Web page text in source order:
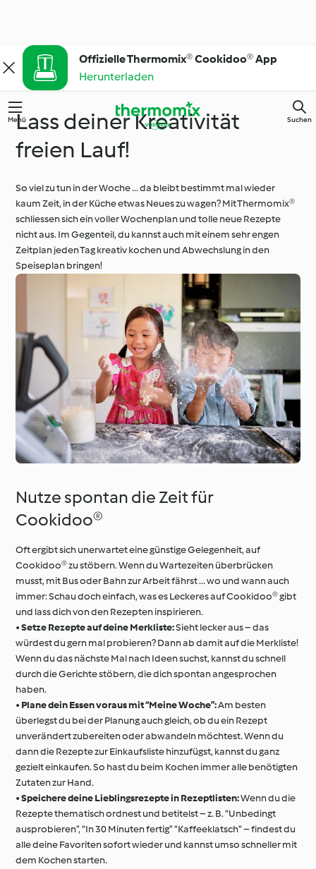
Offizielle Thermomix® Cookidoo® App
Herunterladen
Menü Suchen
Lass deiner Kreativität
freien Lauf!
So viel zu tun in der Woche ... da bleibt bestimmt mal wieder
kaum Zeit, in der Küche etwas Neues zu wagen? Mit Thermomix®
schliessen sich ein voller Wochenplan und tolle neue Rezepte
nicht aus. Im Gegenteil, du kannst auch mit einem sehr engen
Zeitplan jeden Tag kreativ kochen und Abwechslung in den
Speiseplan bringen!
Nutze spontan die Zeit für
Cookidoo®
Oft ergibt sich unerwartet eine günstige Gelegenheit, auf
Cookidoo® zu stöbern. Wenn du Wartezeiten überbrücken
musst, mit Bus oder Bahn zur Arbeit fährst ... wo und wann auch
immer: Schau doch einfach, was es Leckeres auf Cookidoo® gibt
und lass dich von den Rezepten inspirieren.
•Setze Rezepte auf deine Merkliste:Sieht lecker aus – das
würdest du gern mal probieren? Dann ab damit auf die Merkliste!
Wenn du das nächste Mal nach Ideen suchst, kannst du schnell
durch die Gerichte stöbern, die dich spontan angesprochen
haben.
• Plane dein Essen voraus mit “Meine Woche”:Am besten
überlegst du bei der Planung auch gleich, ob du ein Rezept
unverändert zubereiten oder abwandeln möchtest. Wenn du
dann die Rezepte zur Einkaufsliste hinzufügst, kannst du ganz
gezielt einkaufen. So hast du beim Kochen immer alle benötigten
Zutaten zur Hand.
•Speichere deine Lieblingsrezepte in Rezeptlisten:Wenn du die
Rezepte thematisch ordnest und betitelst – z. B. “Unbedingt
ausprobieren”, “In 30 Minuten fertig” “Kaffeeklatsch” – findest du
alle deine Favoriten sofort wieder und kannst umso schneller mit
dem Kochen starten.